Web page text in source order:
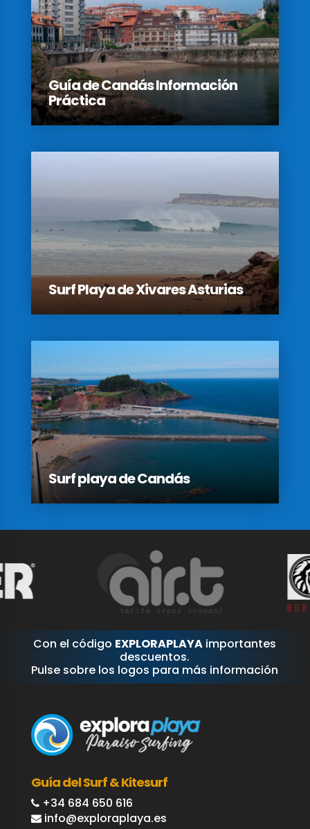
Guía de Candás Información
Práctica
Surf Playa de Xivares Asturias
Surf playa de Candás
Con el código EXPLORAPLAYA importantes
descuentos.
Pulse sobre los logos para más información
Guía del Surf & Kitesurf
+34 684 650 616
info@exploraplaya.es